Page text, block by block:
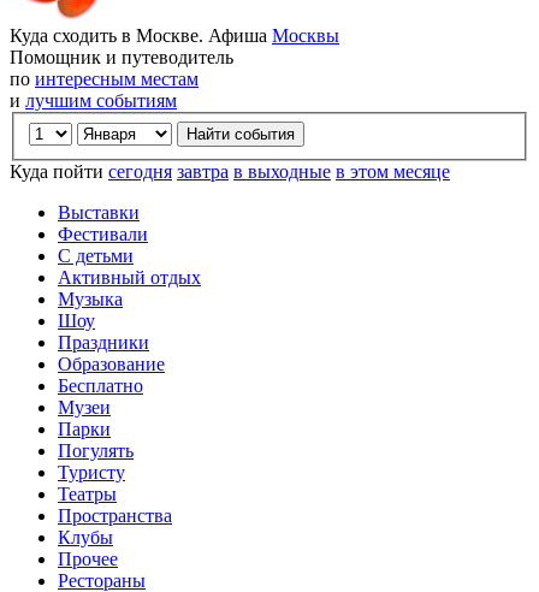
Куда сходить в Москве. Афиша Москвы
Помощник и путеводитель
по интересным местам
и лучшим событиям
Куда пойти сегодня завтра в выходные в этом месяце
Выставки
Фестивали
С детьми
Активный отдых
Музыка
Шоу
Праздники
Образование
Бесплатно
Музеи
Парки
Погулять
Туристу
Театры
Пространства
Клубы
Прочее
Рестораны